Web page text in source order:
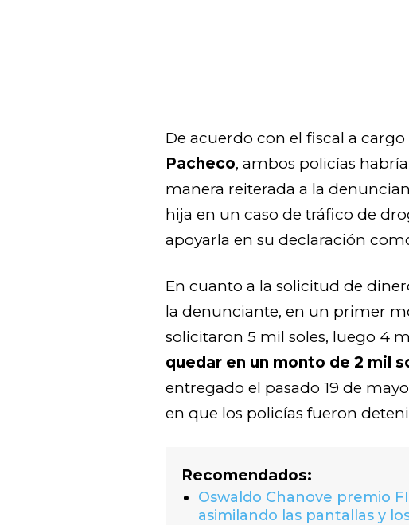
De acuerdo con el fiscal a
Pacheco, ambos policías
manera reiterada a la
hija en un caso de tráfico de
apoyarla en su declaración
En cuanto a la solicitud de
la denunciante, en un primer
solicitaron 5 mil soles, luego 4
quedar en un monto de 2 mil
entregado el pasado 19 de
en que los policías fueron
Recomendados:
Oswaldo Chanove premio
asimilando las pantallas y